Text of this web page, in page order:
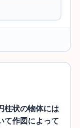
柱状の物体には
て作図によって